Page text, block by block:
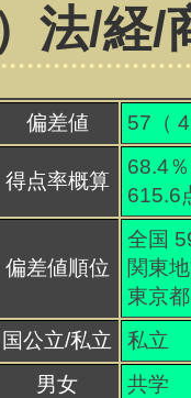
法/経/
偏差値 57（ 4
得点率概算
68.4％
615.6
偏差値順位
全国
関東
東京
国公立/私立
私立
男女
共学